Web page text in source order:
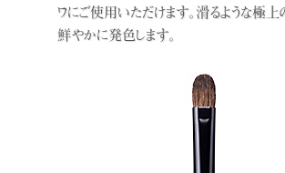
ワにご使用いただけます。滑るような極
鮮やかに発色します。